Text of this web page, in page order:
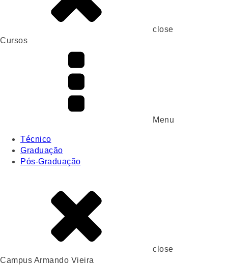
close
Cursos
Menu
Técnico
Graduação
Pós-Graduação
close
Campus Armando Vieira